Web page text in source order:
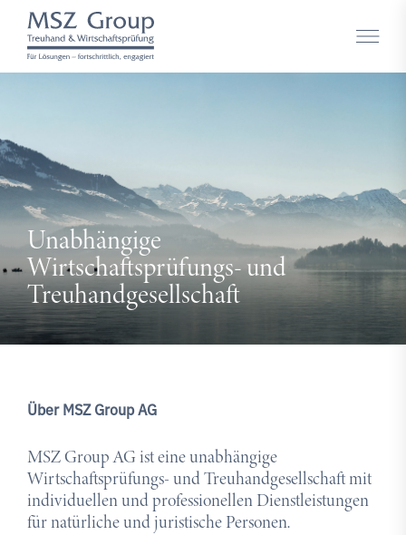
Unabhängige
Wirtschaftsprüfungs-und
Treuhandgesellschaft
Über MSZ Group AG
MSZ Group AG ist eine unabhängige
Wirtschaftsprüfungs- und Treuhandgesellschaft mit
individuellen und professionellen Dienstleistungen
für natürliche und juristische Personen.